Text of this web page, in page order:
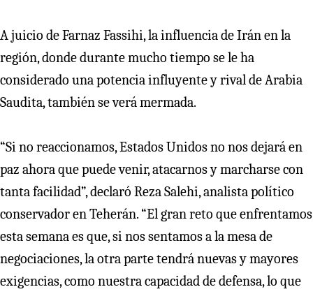
A juicio de Farnaz Fassihi, la influencia de Irán en la
región, donde durante mucho tiempo se le ha
considerado una potencia influyente y rival de Arabia
Saudita, también se verá mermada.
“Si no reaccionamos, Estados Unidos no nos dejará en
paz ahora que puede venir, atacarnos y marcharse con
tanta facilidad”, declaró Reza Salehi, analista político
conservador en Teherán. “El gran reto que enfrentamos
esta semana es que, si nos sentamos a la mesa de
negociaciones, la otra parte tendrá nuevas y mayores
exigencias, como nuestra capacidad de defensa, lo que